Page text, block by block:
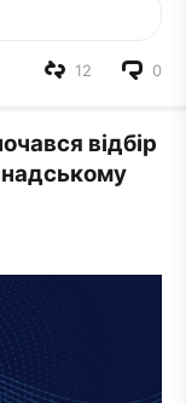
0
12
відбір